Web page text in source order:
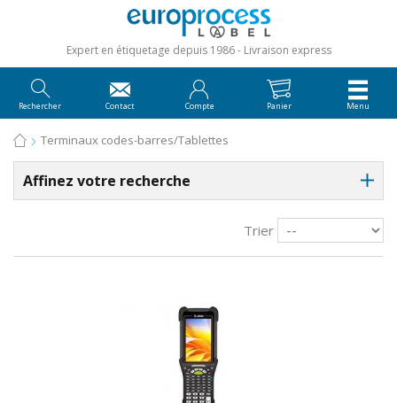
Expert en étiquetage depuis 1986 Livraison express
Rechercher Contact Compte Panier Menu
Terminaux codes-barres/Tablettes
Affinez votre recherche
Trier